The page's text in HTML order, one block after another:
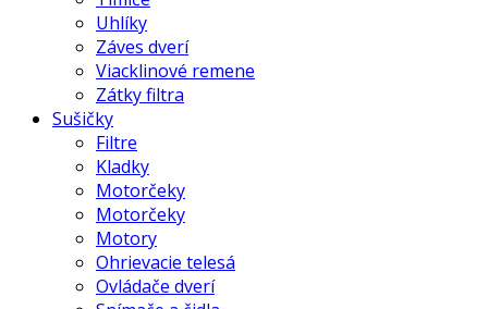
Uhlíky
Záves dverí
Viacklinové remene
Zátky filtra
Sušičky
Filtre
Kladky
Motorčeky
Motorčeky
Motory
Ohrievacie telesá
Ovládače dverí